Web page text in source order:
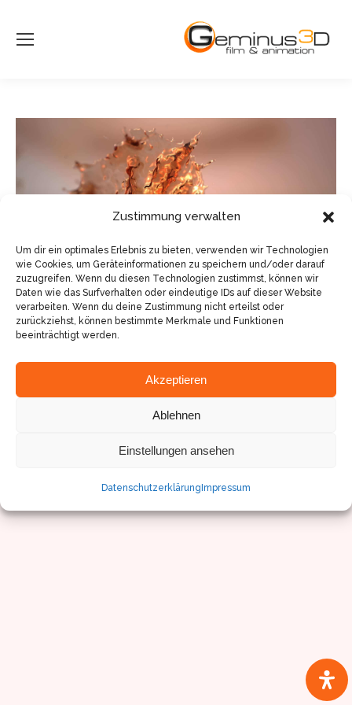
Zustimmung verwalten
Um dir ein optimales Erlebnis zu bieten, verwenden wir Technologien
wie Cookies, um Geräteinformationen zu speichern und/oder darauf
zuzugreifen. Wenn du diesen Technologien zustimmst, können wir
Daten wie das Surfverhalten oder eindeutige IDs auf dieser Website
verarbeiten. Wenn du deine Zustimmung nicht erteilst oder
zurückziehst, können bestimmte Merkmale und Funktionen
beeinträchtigt werden.
Akzeptieren
Ablehnen
Einstellungen ansehen
Datenschutzerklärung Impressum
© Sven Pfister, Geminus 3D